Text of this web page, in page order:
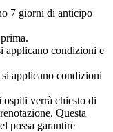
7 giorni di anticipo
applicano condizioni e
applicano condizioni
ospiti verrà chiesto di
Questa
possa garantire